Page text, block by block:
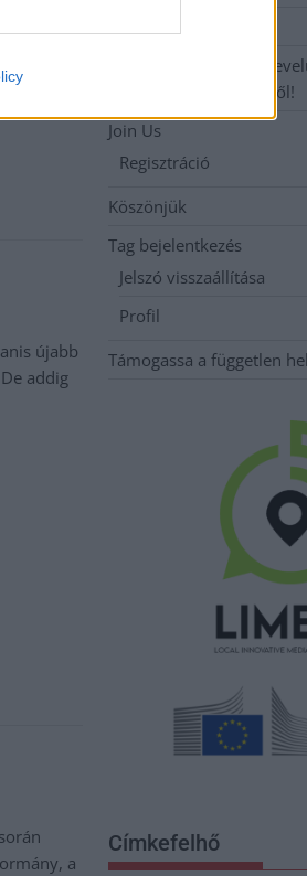
újabb
addig
a
Iratkozzon fel heti
még többet megyénkről!
Join Us
Regisztráció
Köszönjük
Tag bejelentkezés
Jelszó visszaállítása
Profil
Támogassa a független
Címkefelhő